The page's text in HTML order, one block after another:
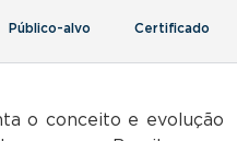
Público-alvo Certificado
o conceito e evolução